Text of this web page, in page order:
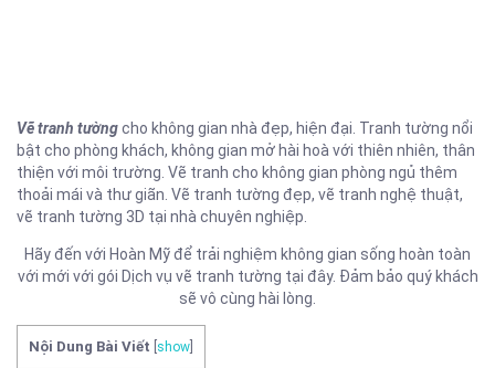
Vẽ tranh tườngcho không gian nhà đẹp, hiện đại. Tranh tường nổi
bật cho phòng khách, không gian mở hài hoà với thiên nhiên, thân
thiện với môi trường. Vẽ tranh cho không gian phòng ngủ thêm
thoải mái và thư giãn. Vẽ tranh tường đẹp, vẽ tranh nghệ thuật,
vẽ tranh tường 3D tại nhà chuyên nghiệp.
Hãy đến với Hoàn Mỹ để trải nghiệm không gian sống hoàn toàn
với mới với gói Dịch vụ vẽ tranh tường tại đây. Đảm bảo quý khách
sẽ vô cùng hài lòng.
Nội Dung Bài Viết show